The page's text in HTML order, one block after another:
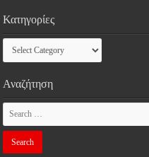
Κατηγορίες
Κατηγορίες
Αναζήτηση